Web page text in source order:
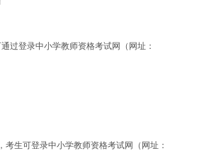
过登录中小学教师资格考试网（网址：
考生可登录中小学教师资格考试网（网址：